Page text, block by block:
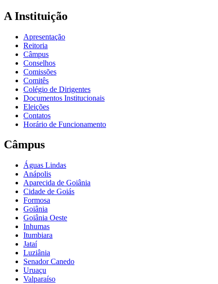
A Instituição
Apresentação
Reitoria
Câmpus
Conselhos
Comissões
Comitês
Colégio de Dirigentes
Documentos Institucionais
Eleições
Contatos
Horário de Funcionamento
Câmpus
Águas Lindas
Anápolis
Aparecida de Goiânia
Cidade de Goiás
Formosa
Goiânia
Goiânia Oeste
Inhumas
Itumbiara
Jataí
Luziânia
Senador Canedo
Uruaçu
Valparaíso